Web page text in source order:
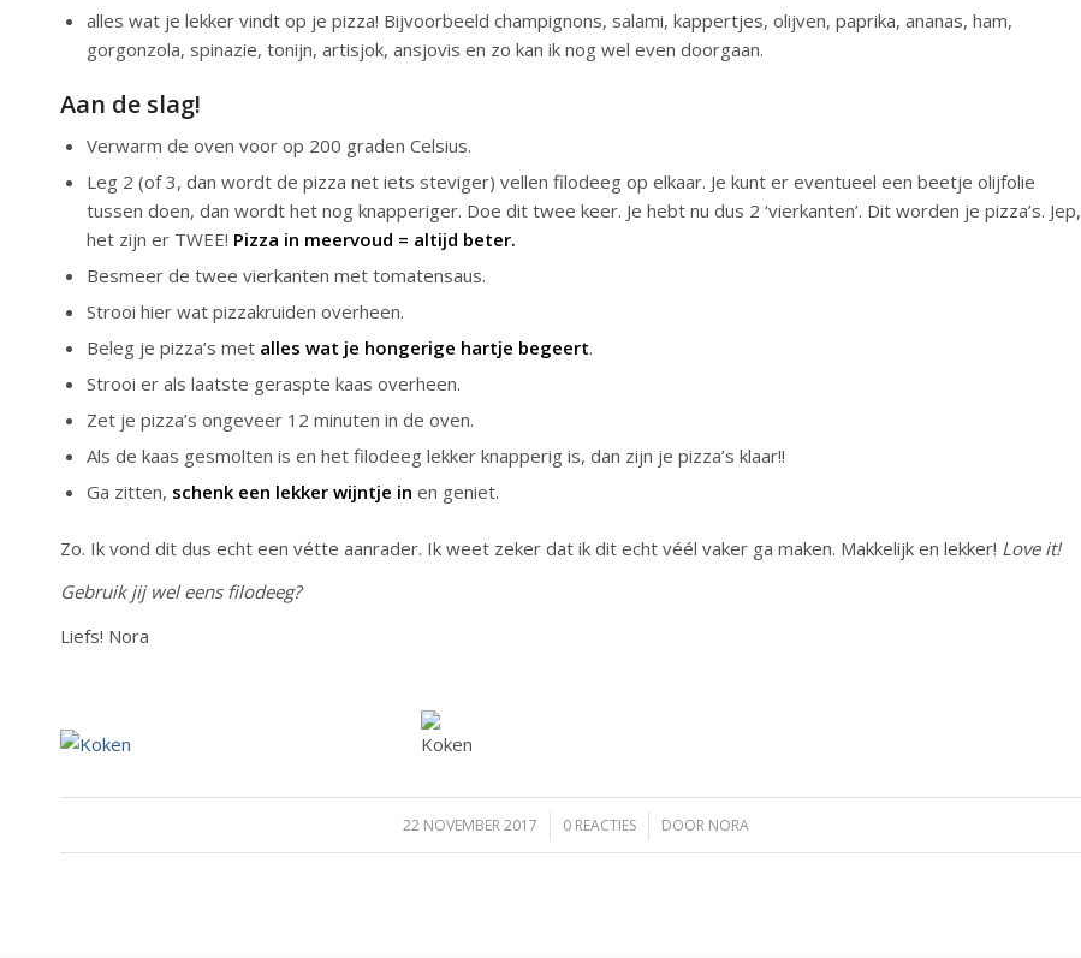
alles wat je lekker vindt op je pizza! Bijvoorbeeld champignons, salami, kappertjes, olijven, paprika, ananas, ham,
gorgonzola, spinazie, tonijn, artisjok, ansjovis en zo kan ik nog wel even doorgaan.
Aan de slag!
Verwarm de oven voor op 200 graden Celsius.
Leg 2 (of 3, dan wordt de pizza net iets steviger) vellen filodeeg op elkaar. Je kunt er eventueel een beetje olijfolie
tussen doen, dan wordt het nog knapperiger. Doe dit twee keer. Je hebt nu dus 2 ‘vierkanten’. Dit worden je pizza’s. Jep,
het zijn er TWEE! Pizza in meervoud = altijd beter.
Besmeer de twee vierkanten met tomatensaus.
Strooi hier wat pizzakruiden overheen.
Beleg je pizza’s met alles wat je hongerige hartje begeert.
Strooi er als laatste geraspte kaas overheen.
Zet je pizza’s ongeveer 12 minuten in de oven.
Als de kaas gesmolten is en het filodeeg lekker knapperig is, dan zijn je pizza’s klaar!!
Ga zitten, schenk een lekker wijntje in en geniet.
Zo. Ik vond dit dus echt een vétte aanrader. Ik weet zeker dat ik dit echt véél vaker ga maken. Makkelijk en lekker! Love it!
Gebruik jij wel eens filodeeg?
Liefs! Nora
22 NOVEMBER 2017
/ 0 REACTIES
/ DOOR NORA